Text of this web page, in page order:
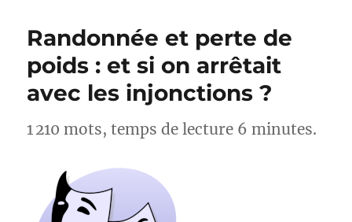
autour
Lac
d’Esparron
–
de-
Provence
Randonnée et perte de
poids : et si on arrêtait
avec les injonctions ?
1 210 mots, temps de lecture 6 minutes.